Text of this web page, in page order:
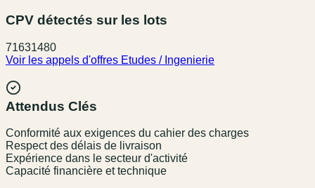
CPV détectés sur les lots
71631480
Voir les appels d'offres Etudes / Ingenierie
Attendus Clés
Conformité aux exigences du cahier des charges
Respect des délais de livraison
Expérience dans le secteur d'activité
Capacité financière et technique